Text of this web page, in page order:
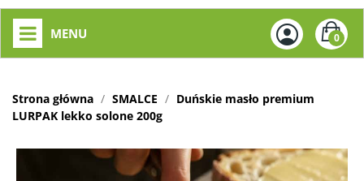
0
MENU
Strona główna SMALCE
Duńskie masło premium
LURPAK lekko solone 200g